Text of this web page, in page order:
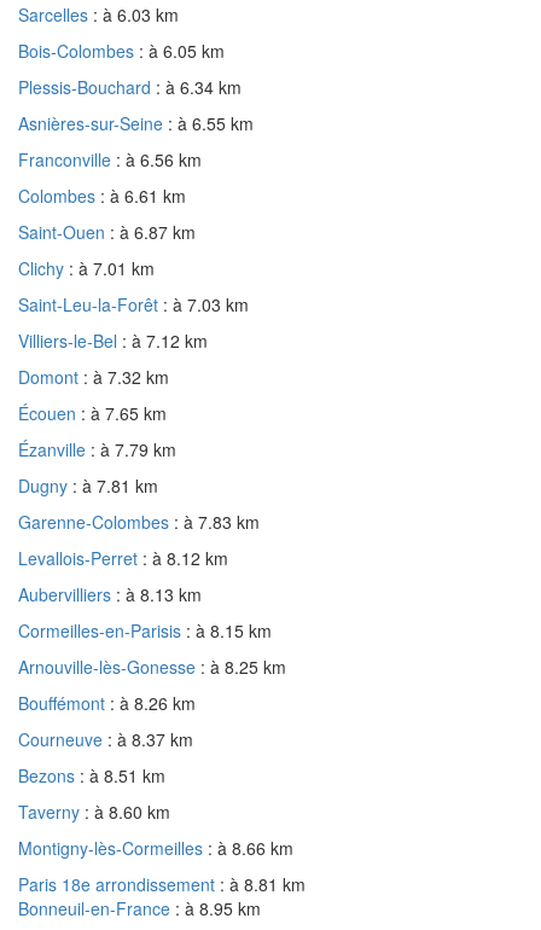
Sarcelles : à 6.03 km
Bois-Colombes : à 6.05 km
Plessis-Bouchard : à 6.34 km
Asnières-sur-Seine : à 6.55 km
Franconville : à 6.56 km
Colombes : à 6.61 km
Saint-Ouen : à 6.87 km
Clichy : à 7.01 km
Saint-Leu-la-Forêt : à 7.03 km
Villiers-le-Bel : à 7.12 km
Domont : à 7.32 km
Écouen : à 7.65 km
Ézanville : à 7.79 km
Dugny : à 7.81 km
Garenne-Colombes : à 7.83 km
Levallois-Perret : à 8.12 km
Aubervilliers : à 8.13 km
Cormeilles-en-Parisis : à 8.15 km
Arnouville-lès-Gonesse : à 8.25 km
Bouffémont : à 8.26 km
Courneuve : à 8.37 km
Bezons : à 8.51 km
Taverny : à 8.60 km
Montigny-lès-Cormeilles : à 8.66 km
Paris 18e arrondissement : à 8.81 km
Bonneuil-en-France : à 8.95 km